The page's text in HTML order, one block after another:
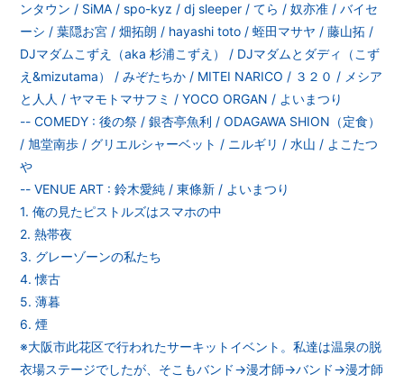
ンタウン / SiMA / spo-kyz / dj sleeper / てら / 奴亦准 / バイセ
ーシ / 葉隠お宮 / 畑拓朗 / hayashi toto / 蛭田マサヤ / 藤山拓 /
DJマダムこずえ（aka 杉浦こずえ） / DJマダムとダディ（こず
え&mizutama） / みぞたちか / MITEI NARICO / ３２０ / メシア
と人人 / ヤマモトマサフミ / YOCO ORGAN / よいまつり
-- COMEDY : 後の祭 / 銀杏亭魚利 / ODAGAWA SHION（定食）
/ 旭堂南歩 / グリエルシャーベット / ニルギリ / 水山 / よこたつ
や
-- VENUE ART : 鈴木愛純 / 東條新 / よいまつり
1. 俺の見たピストルズはスマホの中
2. 熱帯夜
3. グレーゾーンの私たち
4. 懐古
5. 薄暮
6. 煙
※大阪市此花区で行われたサーキットイベント。私達は温泉の脱
衣場ステージでしたが、そこもバンド→漫才師→バンド→漫才師